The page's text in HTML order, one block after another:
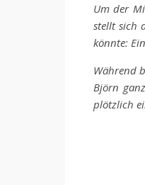
Um der
stellt sich
könnte:
Während
Björn
plötzlich